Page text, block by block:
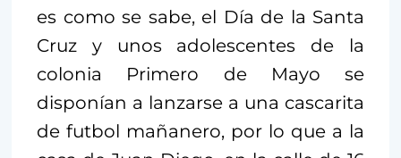
es como se sabe, el Día de la Santa
Cruz y unos adolescentes de la
colonia Primero de Mayo se
disponían a lanzarse a una cascarita
de futbol mañanero, por lo que a la